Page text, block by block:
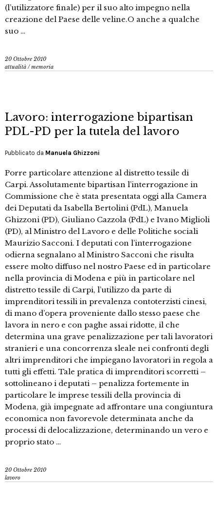
(l’utilizzatore finale) per il suo alto impegno nella
creazione del Paese delle veline.O anche a qualche
suo …
20 Ottobre 2010
attualità /memoria
Lavoro: interrogazione bipartisan
PDL-PD per la tutela del lavoro
Pubblicato da Manuela Ghizzoni
Porre particolare attenzione al distretto tessile di
Carpi. Assolutamente bipartisan l’interrogazione in
Commissione che è stata presentata oggi alla Camera
dei Deputati da Isabella Bertolini (PdL), Manuela
Ghizzoni (PD), Giuliano Cazzola (PdL) e Ivano Miglioli
(PD), al Ministro del Lavoro e delle Politiche sociali
Maurizio Sacconi. I deputati con l’interrogazione
odierna segnalano al Ministro Sacconi che risulta
essere molto diffuso nel nostro Paese ed in particolare
nella provincia di Modena e più in particolare nel
distretto tessile di Carpi, l’utilizzo da parte di
imprenditori tessili in prevalenza contoterzisti cinesi,
di mano d’opera proveniente dallo stesso paese che
lavora in nero e con paghe assai ridotte, il che
determina una grave penalizzazione per tali lavoratori
stranieri e una concorrenza sleale nei confronti degli
altri imprenditori che impiegano lavoratori in regola a
tutti gli effetti. Tale pratica di imprenditori scorretti –
sottolineano i deputati – penalizza fortemente in
particolare le imprese tessili della provincia di
Modena, già impegnate ad affrontare una congiuntura
economica non favorevole determinata anche da
processi di delocalizzazione, determinando un vero e
proprio stato …
20 Ottobre 2010
lavoro